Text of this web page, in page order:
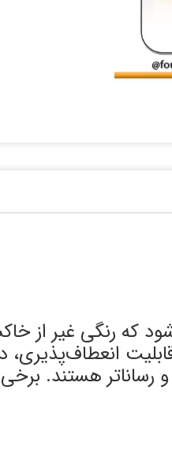
که رنگی غیر از
رساناتر هستند.